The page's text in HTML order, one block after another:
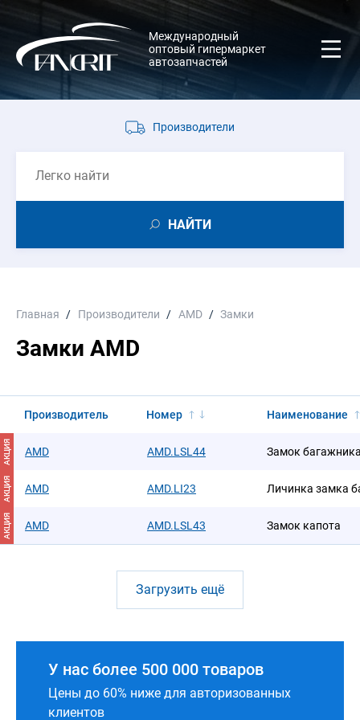
Международный
оптовый гипермаркет
автозапчастей
Производители
НАЙТИ
Главная Производители AMD Замки
Замки AMD
Производитель Номер Наименование
АКЦИЯ AMD AMD.LSL44 Замок
АКЦИЯ AMD AMD.LI23 Личинка замка
АКЦИЯ AMD AMD.LSL43 Замок капота
Загрузить ещё
У нас более 500 000 товаров
Цены до 60% ниже для авторизованных
клиентов